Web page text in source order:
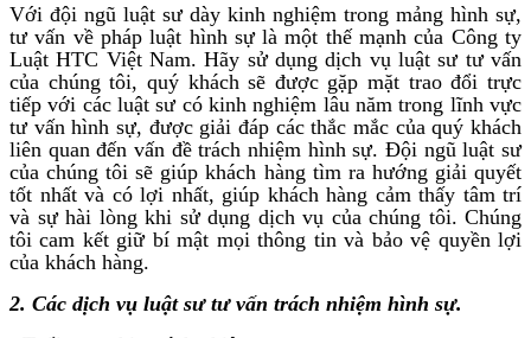
Với đội ngũ luật sư dày kinh nghiệm trong mảng hình sự,
tư vấn về pháp luật hình sự là một thế mạnh của Công ty
Luật HTC Việt Nam. Hãy sử dụng dịch vụ luật sư tư vấn
của chúng tôi, quý khách sẽ được gặp mặt trao đổi trực
tiếp với các luật sư có kinh nghiệm lâu năm trong lĩnh vực
tư vấn hình sự, được giải đáp các thắc mắc của quý khách
liên quan đến vấn đề trách nhiệm hình sự. Đội ngũ luật sư
của chúng tôi sẽ giúp khách hàng tìm ra hướng giải quyết
tốt nhất và có lợi nhất, giúp khách hàng cảm thấy tâm trí
và sự hài lòng khi sử dụng dịch vụ của chúng tôi. Chúng
tôi cam kết giữ bí mật mọi thông tin và bảo vệ quyền lợi
của khách hàng.
2. Các dịch vụ luật sư tư vấn trách nhiệm hình sự.